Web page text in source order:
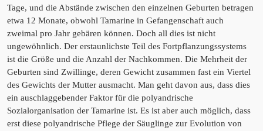
Tage, und die Abstände zwischen den einzelnen Geburten betragen
etwa 12 Monate, obwohl Tamarine in Gefangenschaft auch
zweimal pro Jahr gebären können. Doch all dies ist nicht
ungewöhnlich. Der erstaunlichste Teil des Fortpflanzungssystems
ist die Größe und die Anzahl der Nachkommen. Die Mehrheit der
Geburten sind Zwillinge, deren Gewicht zusammen fast ein Viertel
des Gewichts der Mutter ausmacht. Man geht davon aus, dass dies
ein auschlaggebender Faktor für die polyandrische
Sozialorganisation der Tamarine ist. Es ist aber auch möglich, dass
erst diese polyandrische Pflege der Säuglinge zur Evolution von